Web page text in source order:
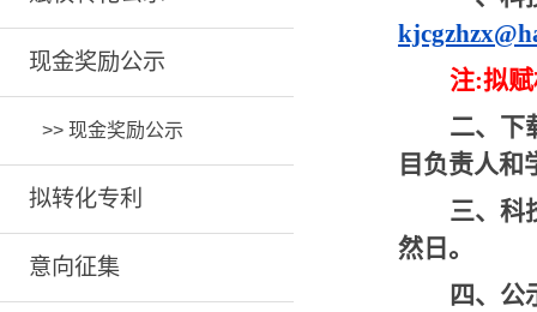
现金奖励公示
>> 现金奖励公示
拟转化专利
意向征集
注:拟
二、下
目负责人和
三、科
然日。
四、公